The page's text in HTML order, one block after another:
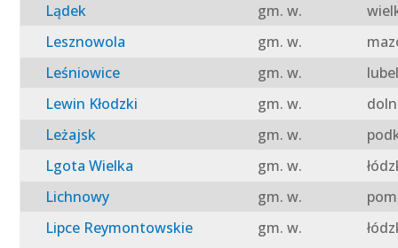
Lądek
gm. w.
Lesznowola
gm. w.
Leśniowice
gm. w.
Lewin Kłodzki
gm. w.
Leżajsk
gm. w.
Lgota Wielka
gm. w.
Lichnowy
gm. w.
Lipce Reymontowskie
gm. w.